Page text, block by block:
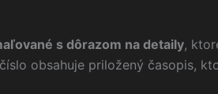
s dôrazom na detaily,
obsahuje priložený časopis,